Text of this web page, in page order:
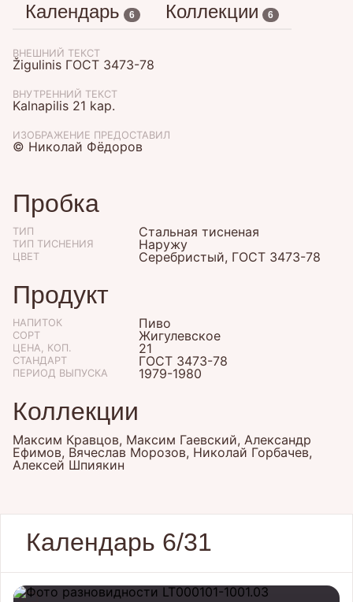
Календарь 6 Коллекции 6
ВНЕШНИЙ ТЕКСТ
Žigulinis ГОСТ 3473-78
ВНУТРЕННИЙ ТЕКСТ
Kalnapilis 21 kap.
ИЗОБРАЖЕНИЕ ПРЕДОСТАВИЛ
© Николай Фёдоров
Пробка
ТИП Стальная тисненая
ТИП ТИСНЕНИЯ Наружу
ЦВЕТ Серебристый, ГОСТ 3473-78
Продукт
НАПИТОК Пиво
СОРТ Жигулевское
ЦЕНА, КОП. 21
СТАНДАРТ ГОСТ 3473-78
ПЕРИОД ВЫПУСКА 1979-1980
Коллекции
Максим Кравцов, Максим Гаевский, Александр
Ефимов, Вячеслав Морозов, Николай Горбачев,
Алексей Шпиякин
Календарь 6/31